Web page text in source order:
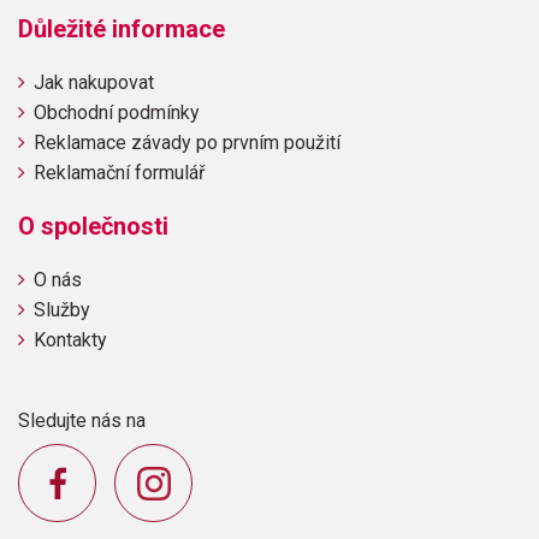
Rocking Horse
Calypso Time
Knock, Knock!
Rocky Mountain
Carrion Crow
Fiddle Time
Důležité informace
Jak nakupovat
Obchodní podmínky
Reklamace závady po prvním použití
Reklamační formulář
O společnosti
O nás
Služby
Kontakty
Sledujte nás na